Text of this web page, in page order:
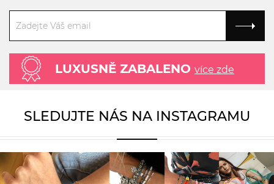
LUXUSNĚ ZABALENO více zde
SLEDUJTE NÁS NA INSTAGRAMU